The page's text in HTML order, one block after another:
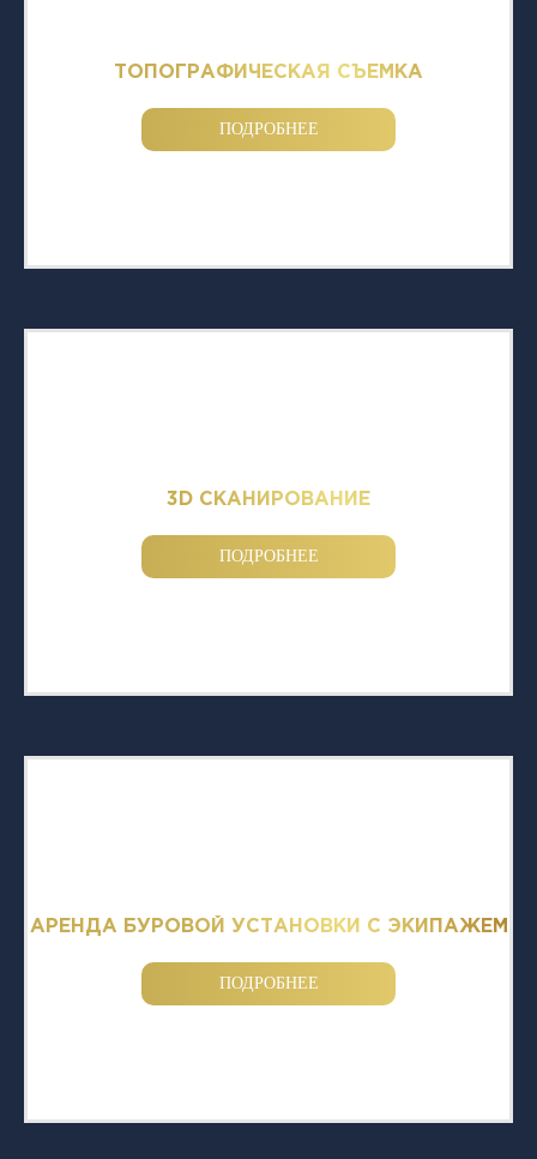
ТОПОГРАФИЧЕСКАЯ СЪЕМКА
ПОДРОБНЕЕ
3D СКАНИРОВАНИЕ
ПОДРОБНЕЕ
АРЕНДА БУРОВОЙ УСТАНОВКИ С ЭКИПАЖЕМ
ПОДРОБНЕЕ